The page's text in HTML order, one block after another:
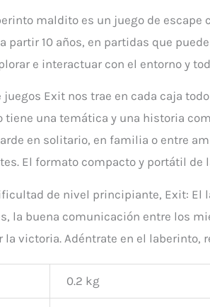
maldito es un juego de escape
partir 10 años, en partidas que
e interactuar con el entorno y
juegos Exit nos trae en cada caja
tiene una temática y una historia
en solitario, en familia o entre
El formato compacto y portátil de
de nivel principiante, Exit: El
la buena comunicación entre los
la victoria. Adéntrate en el laberinto,
0.2 kg